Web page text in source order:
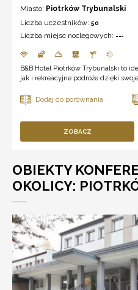
Miasto: Piotrków Trybunalski
Liczba uczestników: 50
Liczba miejsc noclegowych: ---
B&B Hotel Piotrków Trybunalski to
jak i rekreacyjne podróże dzięki
ZOBACZ
OBIEKTY
OKOLICY: